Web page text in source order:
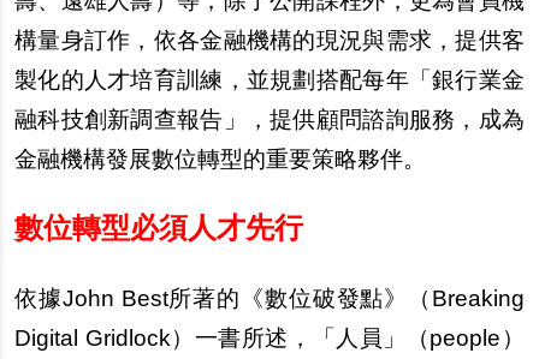
構量身訂作，依各金融機構的現況與需求，提供客
製化的人才培育訓練，並規劃搭配每年「銀行業金
融科技創新調查報告」，提供顧問諮詢服務，成為
金融機構發展數位轉型的重要策略夥伴。
數位轉型必須人才先行
依據John Best所著的《數位破發點》（Breaking
Digital Gridlock）一書所述，「人員」（people）